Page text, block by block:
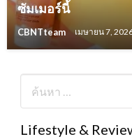
ซัมเมอร์นี้
CBNTteam เมษายน 7,
Lifestyle &